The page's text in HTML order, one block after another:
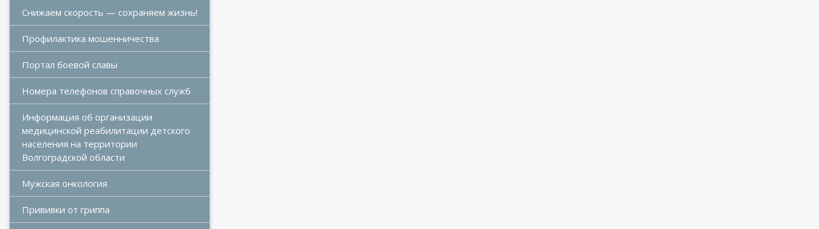
Снижаем скорость — сохраняем жизнь!
Профилактика мошенничества
Портал боевой славы
Номера телефонов справочных служб
Информация об организации
медицинской реабилитации детского
населения на территории
Волгоградской области
Мужская онкология
Прививки от гриппа